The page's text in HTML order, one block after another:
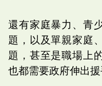
還有家庭暴力、青
題，以及單親家庭
題，甚至是職場上
也都需要政府伸出援